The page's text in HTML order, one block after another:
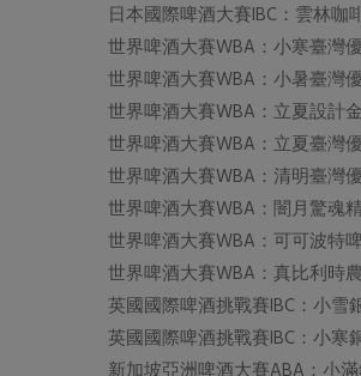
日本國際啤酒大賽IBC：雲林咖
世界啤酒大賽WBA：小寒臺灣
世界啤酒大賽WBA：小暑臺灣
世界啤酒大賽WBA：立夏設計
世界啤酒大賽WBA：立夏臺灣
世界啤酒大賽WBA：清明臺灣
世界啤酒大賽WBA：闇月驚魂
世界啤酒大賽WBA：可可波特
世界啤酒大賽WBA：真比利時
英國國際啤酒挑戰賽IBC：小雪
英國國際啤酒挑戰賽IBC：小寒